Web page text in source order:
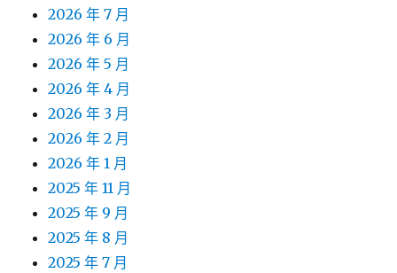
2026 年 7 月
2026 年 6 月
2026 年 5 月
2026 年 4 月
2026 年 3 月
2026 年 2 月
2026 年 1 月
2025 年 11 月
2025 年 9 月
2025 年 8 月
2025 年 7 月